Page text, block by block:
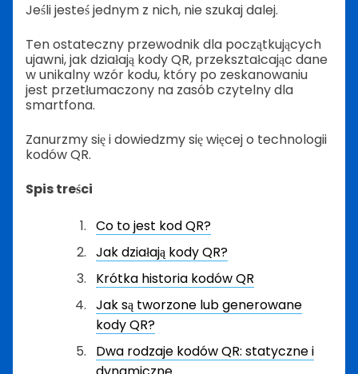
Jeśli jesteś jednym z nich, nie szukaj dalej.
Ten ostateczny przewodnik dla początkujących
ujawni, jak działają kody QR, przekształcając dane
w unikalny wzór kodu, który po zeskanowaniu
jest przetłumaczony na zasób czytelny dla
smartfona.
Zanurzmy się i dowiedzmy się więcej o technologii
kodów QR.
Spis treści
Co to jest kod QR?
Jak działają kody QR?
Krótka historia kodów QR
Jak są tworzone lub generowane
kody QR?
Dwa rodzaje kodów QR: statyczne i